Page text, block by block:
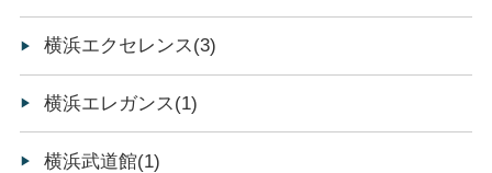
横浜エクセレンス(3)
横浜エレガンス(1)
横浜武道館(1)